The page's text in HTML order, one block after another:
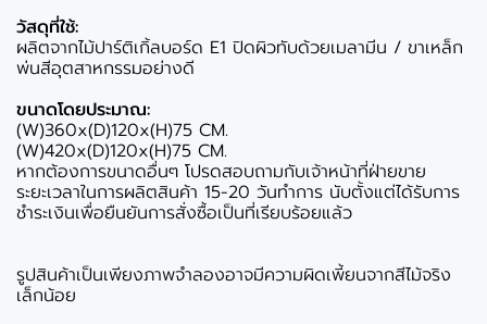
วัสดุที่ใช้:
ผลิตจากไม้ปาร์ติเกิ้ลบอร์ด E1 ปิดผิวทับด้วยเมลามีน / ขาเหล็ก
พ่นสีอุตสาหกรรมอย่างดี
ขนาดโดยประมาณ:
(W)360x(D)120x(H)75 CM.
(W)420x(D)120x(H)75 CM.
หากต้องการขนาดอื่นๆ โปรดสอบถามกับเจ้าหน้าที่ฝ่ายขาย
ระยะเวลาในการผลิตสินค้า 15-20 วันทำการ นับตั้งแต่ได้รับการ
ชำระเงินเพื่อยืนยันการสั่งซื้อเป็นที่เรียบร้อยแล้ว
รูปสินค้าเป็นเพียงภาพจำลองอาจมีความผิดเพี้ยนจากสีไม้จริง
เล็กน้อย